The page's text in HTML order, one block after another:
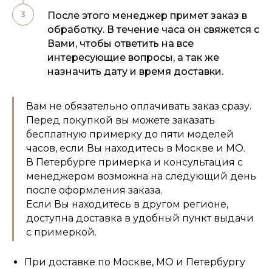
После этого менеджер примет заказ в
обработку. В течение часа он свяжется с
Вами, чтобы ответить на все
интересующие вопросы, а так же
назначить дату и время доставки.
Вам не обязательно оплачивать заказ сразу.
Перед покупкой вы можете заказать
бесплатную примерку до пяти моделей
часов, если Вы находитесь в Москве и МО.
В Петербурге примерка и консультация с
менеджером возможна на следующий день
после оформления заказа.
Если Вы находитесь в другом регионе,
доступна доставка в удобный пункт выдачи
с примеркой.
При доставке по Москве, МО и Петербургу